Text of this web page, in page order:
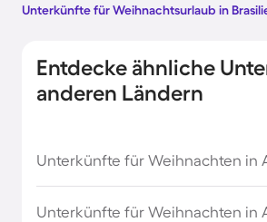
Unterkünfte für Weihnachtsurlaub in
Entdecke ähnliche
anderen Ländern
Unterkünfte für Weihnachten in
Unterkünfte für Weihnachten in